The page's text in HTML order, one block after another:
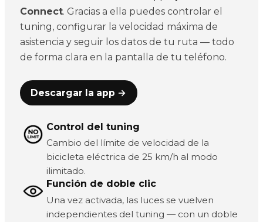
Connect. Gracias a ella puedes controlar el
tuning, configurar la velocidad máxima de
asistencia y seguir los datos de tu ruta — todo
de forma clara en la pantalla de tu teléfono.
Descargar la app →
Control del tuning
Cambio del límite de velocidad de la
bicicleta eléctrica de 25 km/h al modo
ilimitado.
Función de doble clic
Una vez activada, las luces se vuelven
independientes del tuning — con un doble